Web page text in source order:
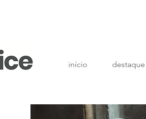
início destaque